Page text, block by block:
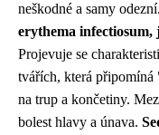
neškodné a samy odezní.
erythema
Projevuje se
tvářích, která
na trup a končetiny.
bolest hlavy a únava.